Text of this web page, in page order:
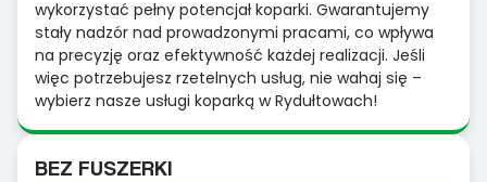
wykorzystać pełny potencjał koparki. Gwarantujemy
stały nadzór nad prowadzonymi pracami, co wpływa
na precyzję oraz efektywność każdej realizacji. Jeśli
więc potrzebujesz rzetelnych usług, nie wahaj się –
wybierz nasze usługi koparką w Rydułtowach!
BEZ FUSZERKI